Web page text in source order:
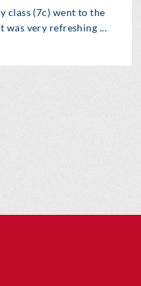
class (7c) went to the
very refreshing ...